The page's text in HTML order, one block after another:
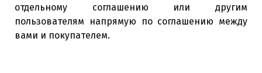
отдельному соглашению или другим
пользователям напрямую по соглашению между
вами и покупателем.